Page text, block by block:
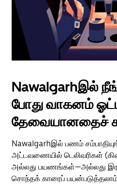
Nawalgarhஇல்
போது வாகனம்
தேவையானதைச்
Nawalgarhஇல் பணம்
அட்டவணையில் டெலிவரிகள்
அல்லது பயணங்கள்—அல்லது
சொந்தக் காரைப்